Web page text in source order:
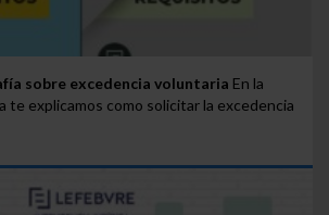
sobre excedencia voluntaria En la
te explicamos como solicitar la excedencia